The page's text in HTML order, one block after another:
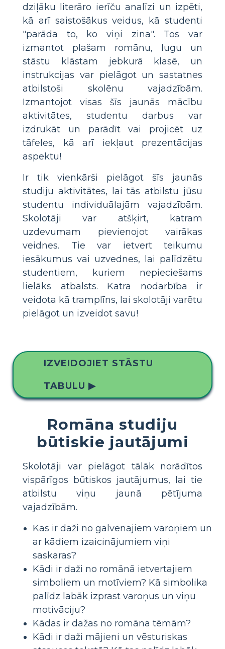
dziļāku literāro ierīču analīzi un izpēti,
kā arī saistošākus veidus, kā studenti
"parāda to, ko viņi zina". Tos var
izmantot plašam romānu, lugu un
stāstu klāstam jebkurā klasē, un
instrukcijas var pielāgot un sastatnes
atbilstoši skolēnu vajadzībām.
Izmantojot visas šīs jaunās mācību
aktivitātes, studentu darbus var
izdrukāt un parādīt vai projicēt uz
tāfeles, kā arī iekļaut prezentācijas
aspektu!
Ir tik vienkārši pielāgot šīs jaunās
studiju aktivitātes, lai tās atbilstu jūsu
studentu individuālajām vajadzībām.
Skolotāji var atšķirt, katram
uzdevumam pievienojot vairākas
veidnes. Tie var ietvert teikumu
iesākumus vai uzvednes, lai palīdzētu
studentiem, kuriem nepieciešams
lielāks atbalsts. Katra nodarbība ir
veidota kā tramplīns, lai skolotāji varētu
pielāgot un izveidot savu!
IZVEIDOJIET STĀSTU
TABULU ▶
Romāna studiju
būtiskie jautājumi
Skolotāji var pielāgot tālāk norādītos
vispārīgos būtiskos jautājumus, lai tie
atbilstu viņu jaunā pētījuma
vajadzībām.
Kas ir daži no galvenajiem varoņiem un
ar kādiem izaicinājumiem viņi
saskaras?
Kādi ir daži no romānā ietvertajiem
simboliem un motīviem? Kā simbolika
palīdz labāk izprast varoņus un viņu
motivāciju?
Kādas ir dažas no romāna tēmām?
Kādi ir daži mājieni un vēsturiskas